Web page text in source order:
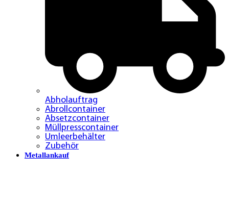
Abholauftrag
Abrollcontainer
Absetzcontainer
Müllpresscontainer
Umleerbehälter
Zubehör
Metallankauf